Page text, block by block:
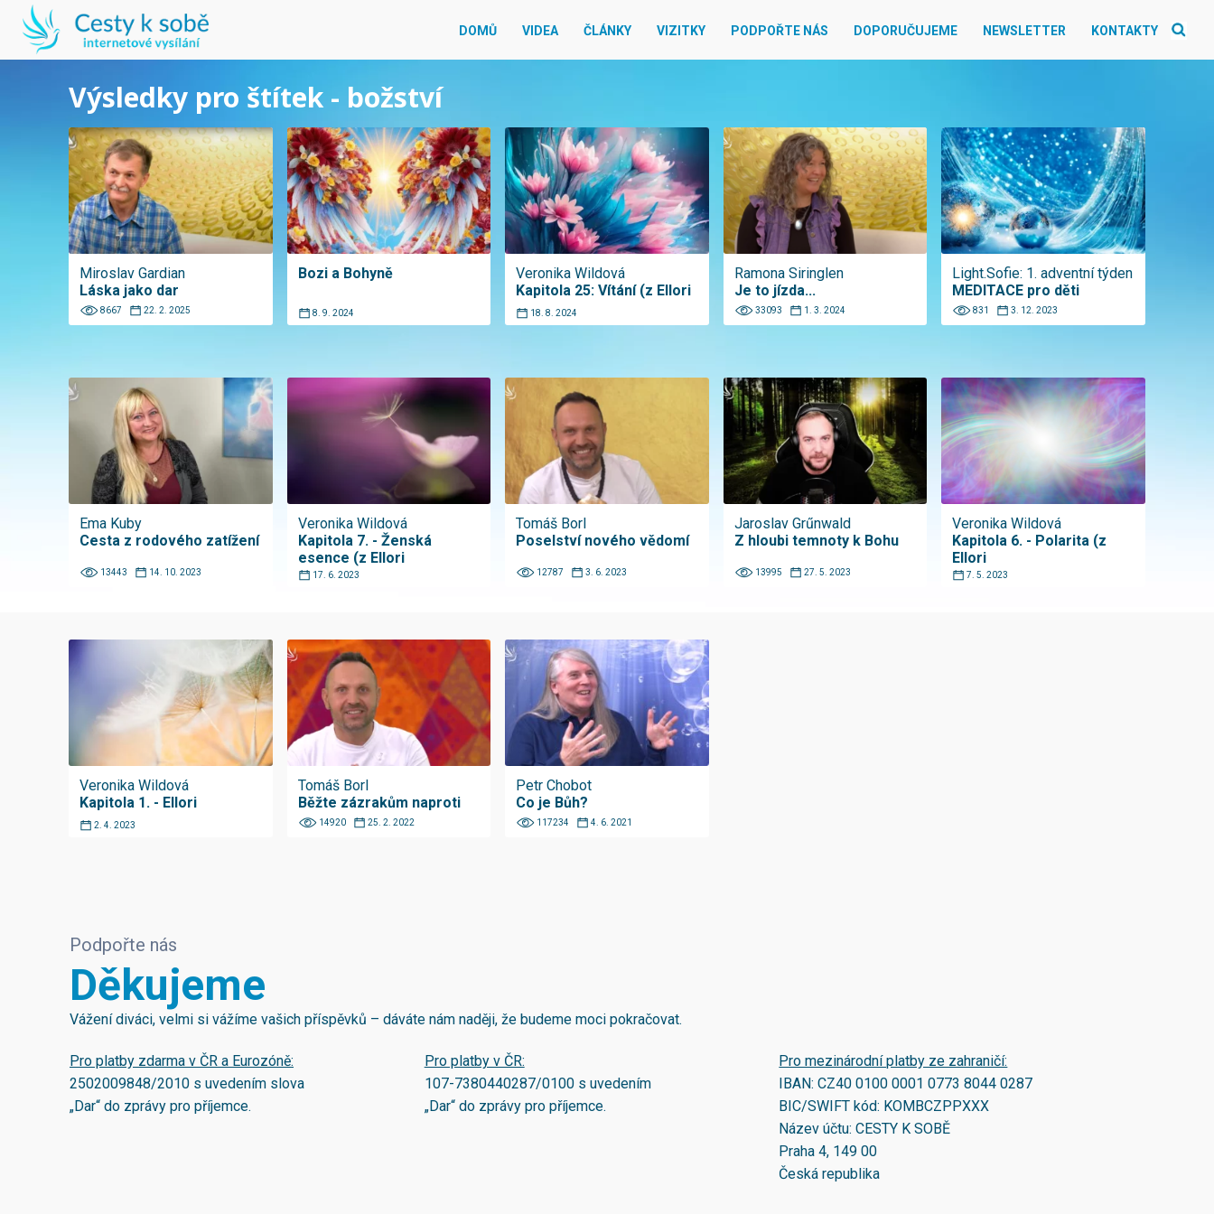
DOMŮ VIDEA ČLÁNKY VIZITKY PODPOŘTE NÁS DOPORUČUJEME NEWSLETTER KONTAKTY
Výsledky pro štítek - božství
Miroslav Gardian
Láska jako dar
8667 22. 2. 2025
Bozi a Bohyně
8. 9. 2024
Veronika Wildová
Kapitola 25: Vítání (z Ellori
18. 8. 2024
Ramona Siringlen
Je to jízda...
33093 1. 3. 2024
Light.Sofie: 1. adventní týden
MEDITACE pro děti
831 3. 12. 2023
Ema Kuby
Cesta z rodového zatížení
13443 14. 10. 2023
Veronika Wildová
Kapitola 7. - Ženská
esence (z Ellori
17. 6. 2023
Tomáš Borl
Poselství nového vědomí
12787 3. 6. 2023
Jaroslav Grűnwald
Z hloubi temnoty k Bohu
13995 27. 5. 2023
Veronika Wildová
Kapitola 6. - Polarita (z
Ellori
7. 5. 2023
Veronika Wildová
Kapitola 1. - Ellori
2. 4. 2023
Tomáš Borl
Běžte zázrakům naproti
14920 25. 2. 2022
Petr Chobot
Co je Bůh?
117234 4. 6. 2021
Podpořte nás
Děkujeme
Vážení diváci, velmi si vážíme vašich příspěvků – dáváte nám naději, že budeme moci pokračovat.
Pro platby zdarma v ČR a Eurozóně:
2502009848/2010 s uvedením slova
„Dar“ do zprávy pro příjemce.
Pro platby v ČR:
107-7380440287/0100s uvedením
„Dar“ do zprávy pro příjemce.
Pro mezinárodní platby ze zahraničí:
IBAN:CZ40 0100 0001 0773 8044 0287
BIC/SWIFT kód: KOMBCZPPXXX
Název účtu: CESTY K SOBĚ
Praha 4, 149 00
Česká republika